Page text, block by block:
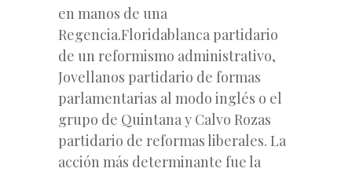
en manos de una
Regencia.Floridablanca partidario
de un reformismo administrativo,
Jovellanos partidario de formas
parlamentarias al modo inglés o el
grupo de Quintana y Calvo Rozas
partidario de reformas liberales. La
acción más determinante fue la